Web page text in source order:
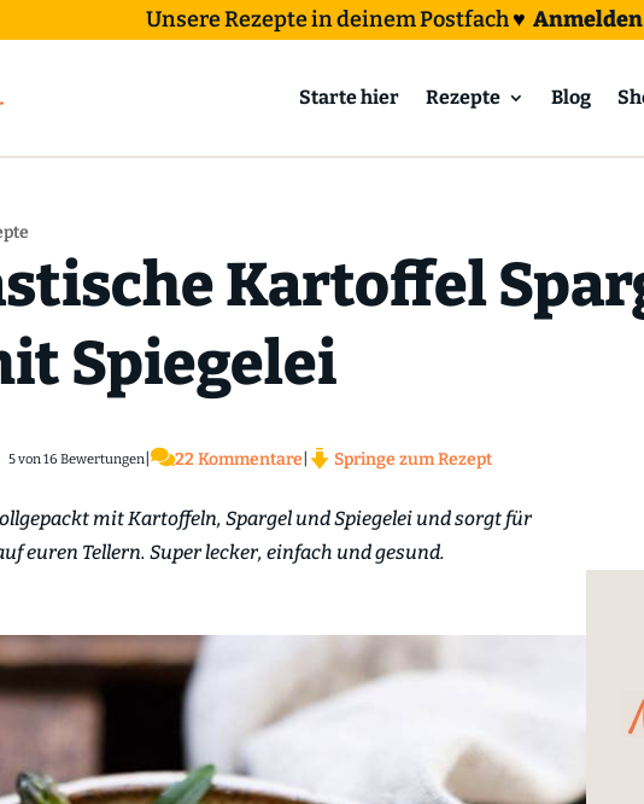
Unsere Rezepte in deinem Postfach♥
Starte hier Rezepte Blog
Kartoffel
Spiegelei
5von 16 Bewertungen| 22 Kommentare Springe zum Rezept
mit Kartoffeln, Spargel und Spiegelei und sorgt für
euren Tellern. Super lecker, einfach und gesund.